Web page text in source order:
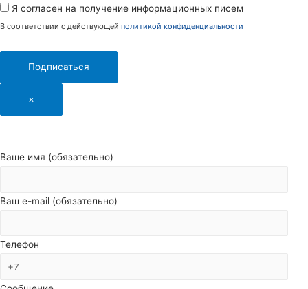
Я согласен на получение информационных писем
В соответствии с действующей политикой конфиденциальности
Подписаться
×
Ваше имя (обязательно)
Ваш e-mail (обязательно)
Телефон